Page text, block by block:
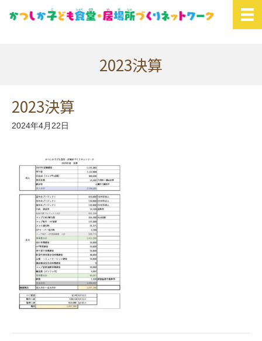
2023決算
2023決算
2024年4月22日